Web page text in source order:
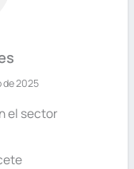
de 2025
el sector